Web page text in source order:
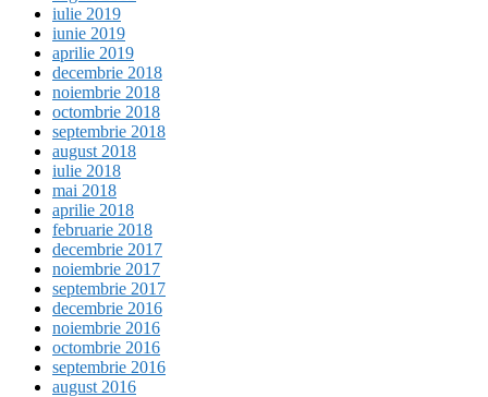
iulie 2019
iunie 2019
aprilie 2019
decembrie 2018
noiembrie 2018
octombrie 2018
septembrie 2018
august 2018
iulie 2018
mai 2018
aprilie 2018
februarie 2018
decembrie 2017
noiembrie 2017
septembrie 2017
decembrie 2016
noiembrie 2016
octombrie 2016
septembrie 2016
august 2016